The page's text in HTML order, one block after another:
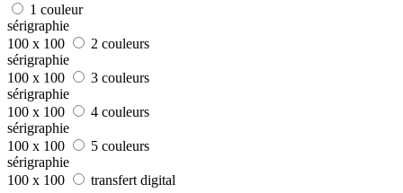
1 couleur
sérigraphie
100 x 100
2 couleurs
sérigraphie
100 x 100
3 couleurs
sérigraphie
100 x 100
4 couleurs
sérigraphie
100 x 100
5 couleurs
sérigraphie
100 x 100
transfert digital